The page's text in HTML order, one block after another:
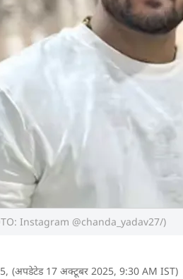
Instagram @chanda_yadav27/)
(अपडेटेड 17 अक्टूबर 2025, 9:30 AM IST)